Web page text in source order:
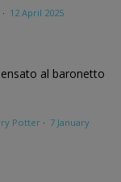
· 12 April 2025
al baronetto
Potter · 7 January